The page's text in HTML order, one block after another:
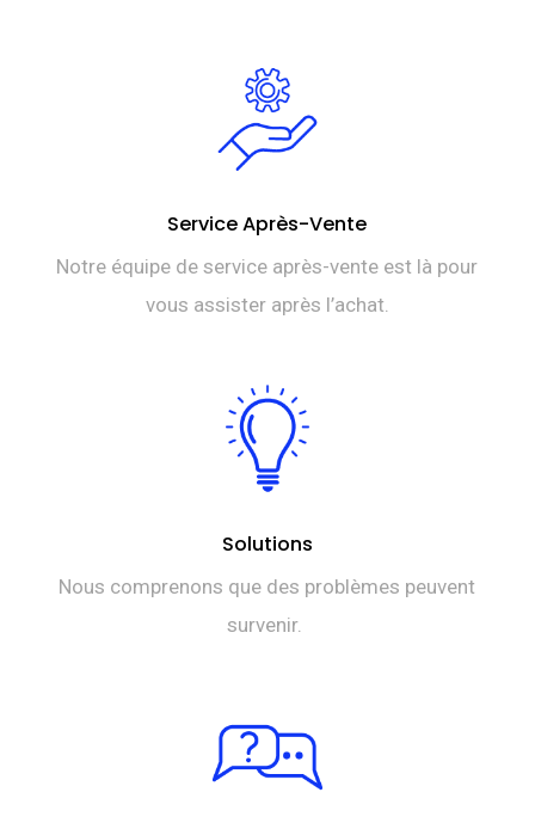
Service Après-Vente
Notre équipe de service après-vente est là pour
vous assister après l’achat.
Solutions
Nous comprenons que des problèmes peuvent
survenir.